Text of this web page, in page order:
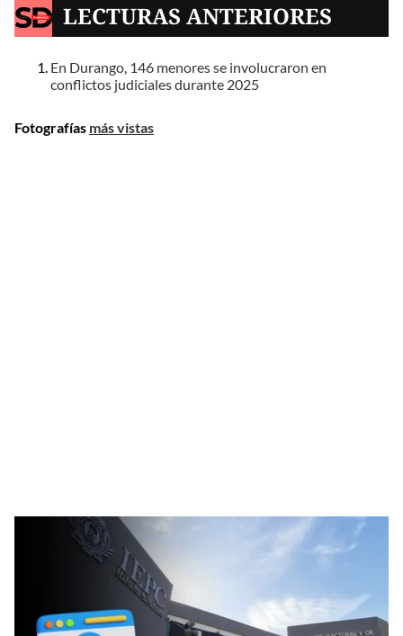
LECTURAS ANTERIORES
En Durango, 146 menores se involucraron en
conflictos judiciales durante 2025
Fotografías más vistas